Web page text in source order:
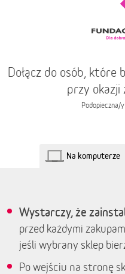
Dołącz do osób, które
przy okazji
Podopieczna/y
Na komputerze
Wystarczy, że
przed każdymi
jeśli wybrany sklep
Po wejściu na stronę